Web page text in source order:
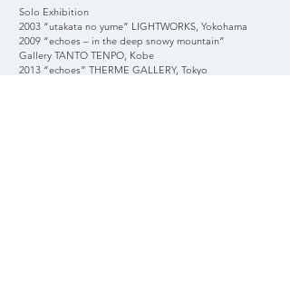
Solo Exhibition
2003 “utakata no yume” LIGHTWORKS, Yokohama
2009 “echoes – in the deep snowy mountain”
Gallery TANTO TENPO, Kobe
2013 “echoes” THERME GALLERY, Tokyo